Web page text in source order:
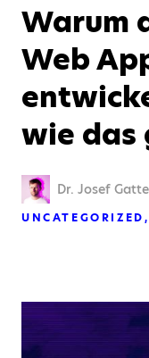
Warum
Web
wie das
Dr. Josef
UNCATEGORIZED